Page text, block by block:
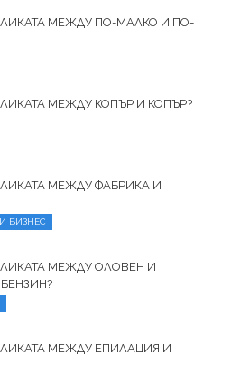
МЕЖДУ ПО-МАЛКО И ПО-
МЕЖДУ КОПЪР И КОПЪР?
МЕЖДУ ФАБРИКА И
БИЗНЕС
МЕЖДУ ОЛОВЕН И
МЕЖДУ ЕПИЛАЦИЯ И